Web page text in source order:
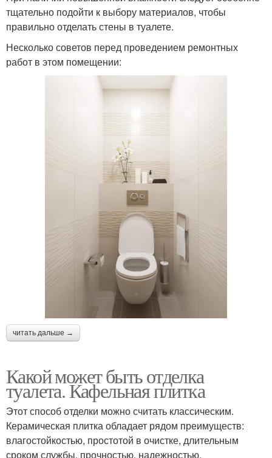
тщательно подойти к выбору материалов, чтобы
правильно отделать стены в туалете.
Несколько советов перед проведением ремонтных
работ в этом помещении:
читать дальше →
Какой может быть отделка
туалета. Кафельная плитка
Этот способ отделки можно считать классическим.
Керамическая плитка обладает рядом преимуществ:
влагостойкостью, простотой в очистке, длительным
сроком службы, прочностью, надежностью,